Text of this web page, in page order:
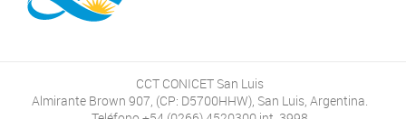
CCT CONICET San Luis
Almirante Brown 907, (CP: D5700HHW), San Luis, Argentina.